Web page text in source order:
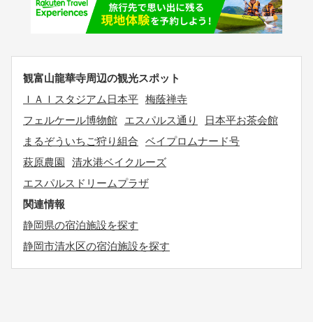
観富山龍華寺周辺の観光スポット
ＩＡＩスタジアム日本平 梅蔭禅寺
フェルケール博物館
エスパルス通り
日本平お茶会館
まるぞういちご狩り組合
ベイプロムナード号
萩原農園
清水港ベイクルーズ
エスパルスドリームプラザ
関連情報
静岡県の宿泊施設を探す
静岡市清水区の宿泊施設を探す